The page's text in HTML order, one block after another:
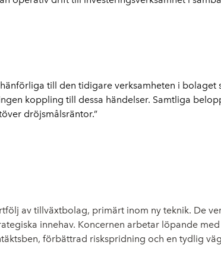
till den tidigare verksamheten i bolaget
koppling till dessa händelser. Samtliga
dröjsmålsräntor.”
av tillväxtbolag, primärt inom ny teknik. De
innehav. Koncernen arbetar löpande
förbättrad riskspridning och en tydlig